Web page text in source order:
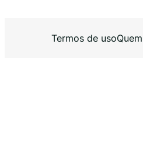
Termos de uso